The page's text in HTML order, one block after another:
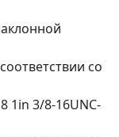
со
1in 3/8-16UNC-